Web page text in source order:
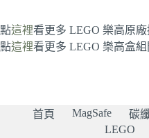
點這裡看更多 LEGO 樂高原
點這裡看更多 LEGO 樂高盒組
首頁 MagSafe 碳
LEGO